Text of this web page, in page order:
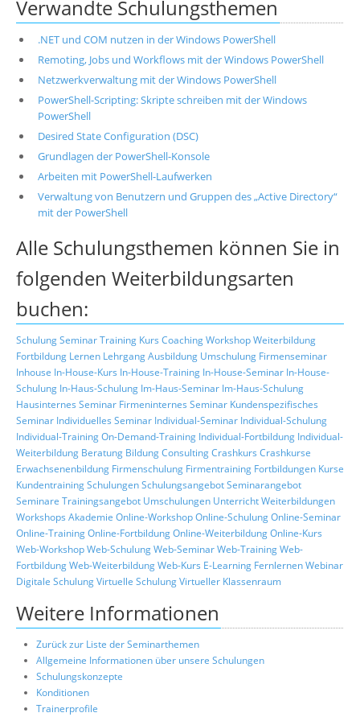
Verwandte Schulungsthemen
.NET und COM nutzen in der Windows PowerShell
Remoting, Jobs und Workflows mit der Windows PowerShell
Netzwerkverwaltung mit der Windows PowerShell
PowerShell-Scripting: Skripte schreiben mit der Windows
PowerShell
Desired State Configuration (DSC)
Grundlagen der PowerShell-Konsole
Arbeiten mit PowerShell-Laufwerken
Verwaltung von Benutzern und Gruppen des „Active Directory“
mit der PowerShell
Alle Schulungsthemen können Sie in
folgenden Weiterbildungsarten
buchen:
SchulungSeminarTraining Kurs CoachingWorkshopWeiterbildung
Fortbildung Lernen LehrgangAusbildung Umschulung Firmenseminar
Inhouse In-House-Kurs In-House-Training In-House-Seminar In-House-
Schulung In-Haus-Schulung Im-Haus-Seminar Im-Haus-Schulung
Hausinternes Seminar Firmeninternes Seminar Kundenspezifisches
Seminar Individuelles Seminar Individual-Seminar Individual-Schulung
Individual-TrainingOn-Demand-Training Individual-Fortbildung Individual-
Weiterbildung Beratung BildungConsultingCrashkurs Crashkurse
Erwachsenenbildung Firmenschulung Firmentraining Fortbildungen Kurse
KundentrainingSchulungenSchulungsangebotSeminarangebot
Seminare Trainingsangebot Umschulungen UnterrichtWeiterbildungen
Workshops Akademie Online-WorkshopOnline-SchulungOnline-Seminar
Online-TrainingOnline-FortbildungOnline-WeiterbildungOnline-Kurs
Web-WorkshopWeb-SchulungWeb-SeminarWeb-TrainingWeb-
FortbildungWeb-WeiterbildungWeb-Kurs E-Learning FernlernenWebinar
Digitale SchulungVirtuelle SchulungVirtueller Klassenraum
Weitere Informationen
Zurück zur Liste der Seminarthemen
Allgemeine Informationen über unsere Schulungen
Schulungskonzepte
Konditionen
Trainerprofile